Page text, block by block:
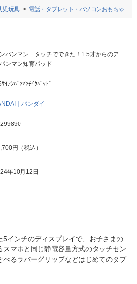
児玩具 電話・タブレット・パソコンおもちゃ
パンマン タッチでできた！1.5才からのア
ンマン知育パッド
ｻｲｱﾝﾊﾟﾝﾏﾝﾁｲｸﾊﾟｯﾄﾞ
｜バンダイ
円（税込）
年10月12日
5インチのディスプレイで、お子さまの
スマホと同じ静電容量方式のタッチセン
べるラバーグリップなどはじめてのタブ